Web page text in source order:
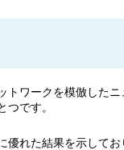
トワークを模倣したニ
です。
優れた結果を示して